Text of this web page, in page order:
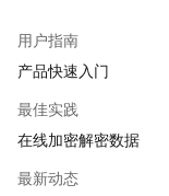
用户指南
产品快速入门
最佳实践
在线加密解密数据
最新动态